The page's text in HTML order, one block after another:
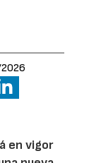
en vigor